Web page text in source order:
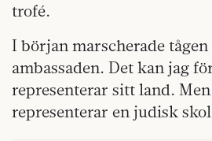
trofé.
I början marscherade
ambassaden. Det kan jag
representerar sitt land.
representerar en judisk